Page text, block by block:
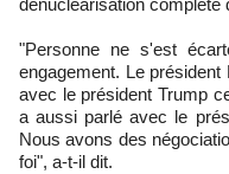
dénucléarisation complète
"Personne ne s'est
engagement. Le
avec le président Trump
a aussi parlé avec le
Nous avons des
foi", a-t-il dit.